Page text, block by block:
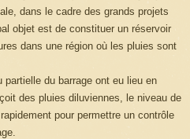
dans le cadre des grands projets
objet est de constituer un réservoir
dans une région où les pluies sont
partielle du barrage ont eu lieu en
des pluies diluviennes, le niveau de
pour permettre un contrôle